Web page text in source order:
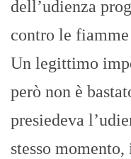
dell’udienza
contro le fiamme
Un legittimo
però non è
presiedeva
stesso